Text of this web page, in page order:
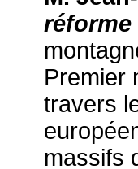
Premier
travers
massifs